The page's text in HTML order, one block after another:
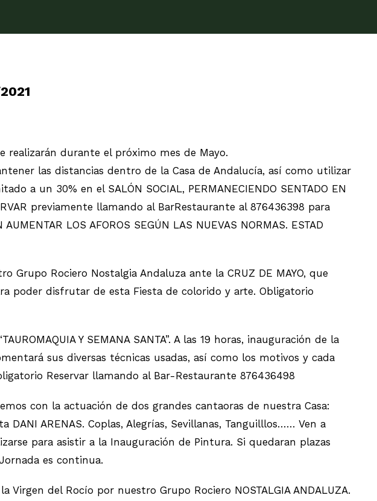
realizarán durante el próximo mes de Mayo.
las distancias dentro de la Casa de Andalucía, así como utilizar
a un 30% en el SALÓN SOCIAL, PERMANECIENDO SENTADO EN
previamente llamando al BarRestaurante al 876436398 para
LOS AFOROS SEGÚN LAS NUEVAS NORMAS. ESTAD
Grupo Rociero Nostalgia Andaluza ante la CRUZ DE MAYO, que
poder disfrutar de esta Fiesta de colorido y arte. Obligatorio
Y SEMANA SANTA”. A las 19 horas, inauguración de la
sus diversas técnicas usadas, así como los motivos y cada
Reservar llamando al Bar-Restaurante 876436498
con la actuación de dos grandes cantaoras de nuestra Casa:
DANI ARENAS. Coplas, Alegrías, Sevillanas, Tanguilllos…… Ven a
para asistir a la Inauguración de Pintura. Si quedaran plazas
es continua.
Virgen del Rocío por nuestro Grupo Rociero NOSTALGIA ANDALUZA.